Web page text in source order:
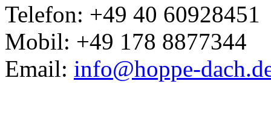
Telefon: +49 40
Mobil: +49 178 8877344
Email: info@hoppe-